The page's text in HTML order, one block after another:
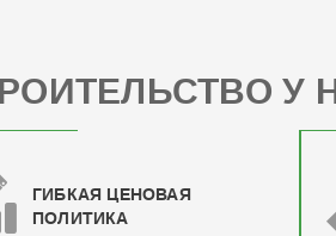
У
ГИБКАЯ ЦЕНОВАЯ
ПОЛИТИКА